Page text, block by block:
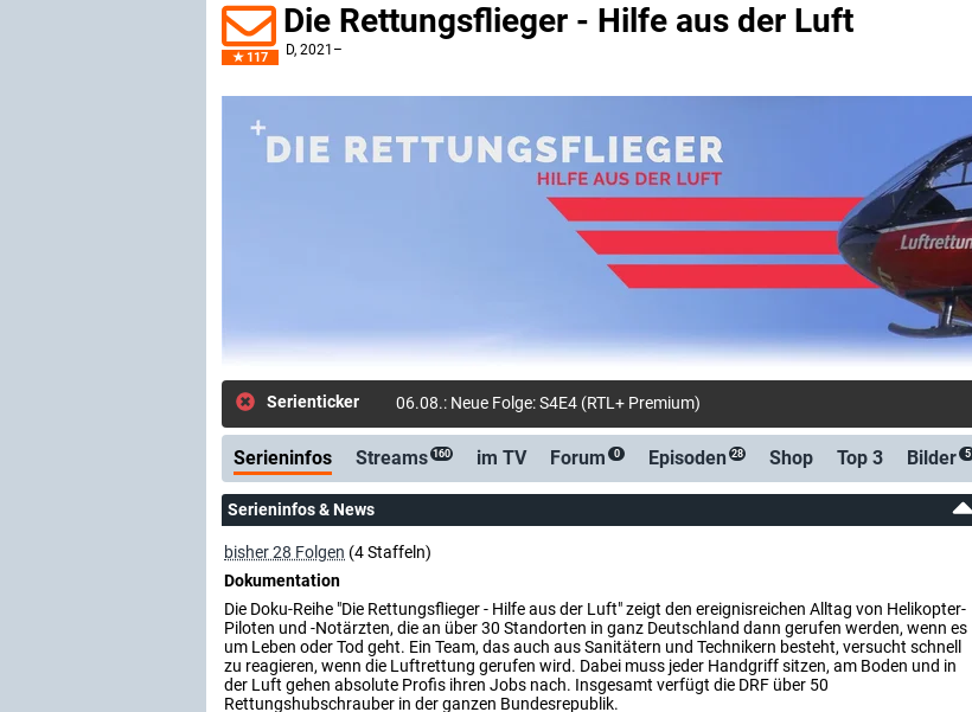
117
Die Rettungsflieger - Hilfe aus der Luft
D, 2021–
Serienticker 06.08.: Neue Folge: S4E4 (RTL+ Premium)
Serieninfos Streams 160 im TV Forum 0 Episoden 28 Shop Top 3 Bilder 5
Serieninfos & News
bisher 28 Folgen (4 Staffeln)
Dokumentation
Die Doku-Reihe "Die Rettungsflieger - Hilfe aus der Luft" zeigt den ereignisreichen Alltag von Helikopter-
Piloten und -Notärzten, die an über 30 Standorten in ganz Deutschland dann gerufen werden, wenn es
um Leben oder Tod geht. Ein Team, das auch aus Sanitätern und Technikern besteht, versucht schnell
zu reagieren, wenn die Luftrettung gerufen wird. Dabei muss jeder Handgriff sitzen, am Boden und in
der Luft gehen absolute Profis ihren Jobs nach. Insgesamt verfügt die DRF über 50
Rettungshubschrauber in der ganzen Bundesrepublik.